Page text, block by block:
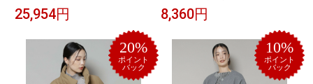
ダブルコート ナノユニバース ジ
ャケット・アウター その他のジ
ャケット・アウター ネイビー ブ
ラウン グレー【送料無料】
25,954円
ト ナノユニバース ジャケット・
アウター その他のジャケット・
アウター ベージュ ブラック ブラ
ウン【送料無料】
8,360円
20%
ポイント
バック
10%
ポイント
バック